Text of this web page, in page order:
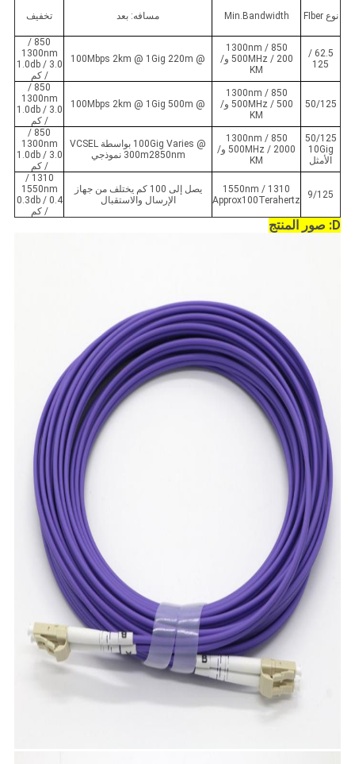
نوع FIber Min.Bandwidth مسافه: بعد تخفيف
62.5 /
125
850 / 1300nm
200 / 500MHz و/
KM
@ 100Mbps 2km @ 1Gig 220m
850 /
1300nm
3.0 / 1.0db
/ كم
50/125
850 / 1300nm
500 / 500MHz و/
KM
@ 100Mbps 2km @ 1Gig 500m
850 /
1300nm
3.0 / 1.0db
/ كم
50/125
10Gig
الأمثل
850 / 1300nm
2000 / 500MHz و/
KM
@ 100Gig Varies بواسطة VCSEL
300m2850nm نموذجي
850 /
1300nm
3.0 / 1.0db
/ كم
9/125
1310 / 1550nm
Approx100Terahertz
يصل إلى 100 كم يختلف من جهاز
الإرسال والاستقبال
1310 /
1550nm
0.4 / 0.3db
/ كم
D: صور المنتج